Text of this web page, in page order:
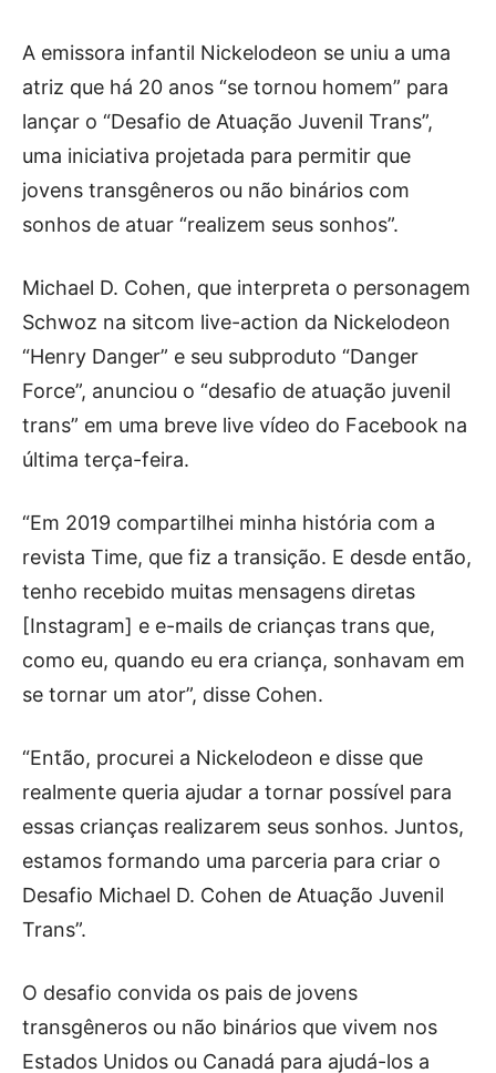
A emissora infantil Nickelodeon se uniu a uma
atriz que há 20 anos “se tornou homem” para
lançar o “Desafio de Atuação Juvenil Trans”,
uma iniciativa projetada para permitir que
jovens transgêneros ou não binários com
sonhos de atuar “realizem seus sonhos”.
Michael D. Cohen, que interpreta o personagem
Schwoz na sitcom live-action da Nickelodeon
“Henry Danger” e seu subproduto “Danger
Force”, anunciou o “desafio de atuação juvenil
trans” em uma breve live vídeo do Facebook na
última terça-feira.
“Em 2019 compartilhei minha história com a
revista Time, que fiz a transição. E desde então,
tenho recebido muitas mensagens diretas
[Instagram] e e-mails de crianças trans que,
como eu, quando eu era criança, sonhavam em
se tornar um ator”, disse Cohen.
“Então, procurei a Nickelodeon e disse que
realmente queria ajudar a tornar possível para
essas crianças realizarem seus sonhos. Juntos,
estamos formando uma parceria para criar o
Desafio Michael D. Cohen de Atuação Juvenil
Trans”.
O desafio convida os pais de jovens
transgêneros ou não binários que vivem nos
Estados Unidos ou Canadá para ajudá-los a